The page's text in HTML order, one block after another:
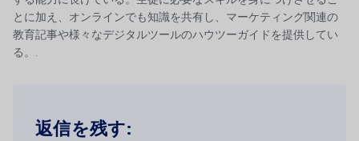
とに加え、オンラインでも知識を共有し、マーケティング関連の
教育記事や様々なデジタルツールのハウツーガイドを提供してい
る。.
返信を残す: